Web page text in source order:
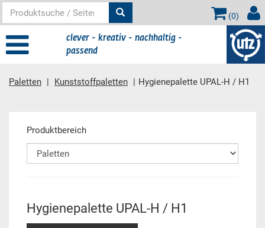
(0)
clever - kreativ - nachhaltig -
passend
Paletten Kunststoffpaletten Hygienepalette UPAL-H / H1
Hauptinhalt
Produktbereich
Hygienepalette UPAL-H / H1